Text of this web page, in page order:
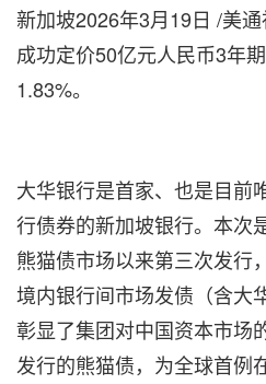
新加坡2026年3月19日 /美
成功定价50亿元人民币3年
1.83%。
大华银行是首家、也是目前
行债券的新加坡银行。本次
熊猫债市场以来第三次发行
境内银行间市场发债（含大
彰显了集团对中国资本市场
发行的熊猫债，为全球首例